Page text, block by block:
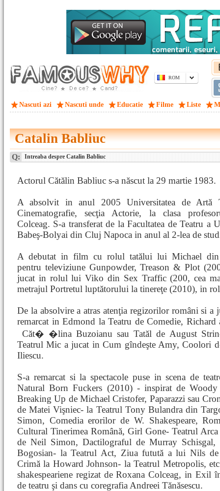
ROM
Nascuti azi Nascuti unde Educatie Filme Liste
Catalin Babliuc
Q: Intreaba despre Catalin Babliuc
Actorul Cătălin Babliuc s-a născut la 29 martie 1983.
A absolvit in anul 2005 Universitatea de Artă
Cinematografie, secţia Actorie, la clasa
Colceag. S-a transferat de la Facultatea de Teatru a
Babeş-Bolyai din Cluj Napoca in anul al 2-lea de
A debutat in film cu rolul tatălui lui Michael din
pentru televiziune Gunpowder, Treason & Plot
jucat in rolul lui Viko din Sex Traffic (200, cea
metrajul Portretul luptătorului la tinereţe (2010), in
De la absolvire a atras atenţia regizorilor români si a
remarcat in Edmond la Teatru de Comedie,
Căt� �lina Buzoianu sau Tatăl de August
Teatrul Mic a jucat in Cum gîndeşte Amy, Coolori
Iliescu.
S-a remarcat si la spectacole puse in scena de
Natural Born Fuckers (2010) - inspirat de
Breaking Up de Michael Cristofer, Paparazzi sau
de Matei Vişniec- la Teatrul Tony Bulandra din
Simon, Comedia erorilor de W. Shakespeare,
Cultural Tinerimea Română, Girl Gone- Teatrul
de Neil Simon, Dactilograful de Murray
Bogosian- la Teatrul Act, Ziua futută a lui Nils de
Crimă la Howard Johnson- la Teatrul Metropolis,
shakespeariene regizat de Roxana Colceag, in Exil
de teatru şi dans cu coregrafia Andreei Tănăsescu.